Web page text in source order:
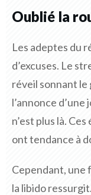
Oublié la
Les adeptes du
d’excuses. Le
réveil sonnant
l’annonce
n’est plus là.
ont tendance à
Cependant, une
la libido